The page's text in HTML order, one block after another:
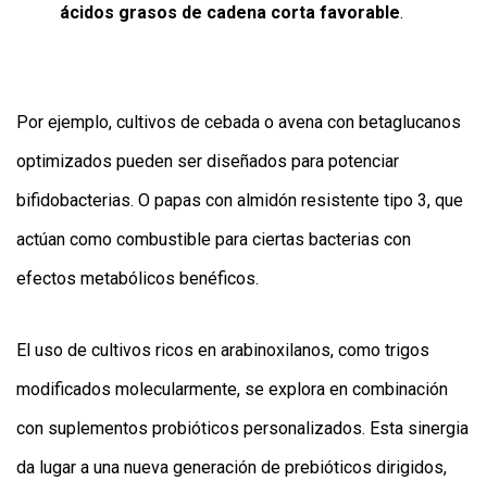
ácidos grasos de cadena corta favorable.
Por ejemplo, cultivos de cebada o avena con betaglucanos
optimizados pueden ser diseñados para potenciar
bifidobacterias. O papas con almidón resistente tipo 3, que
actúan como combustible para ciertas bacterias con
efectos metabólicos benéficos.
El uso de cultivos ricos en arabinoxilanos, como trigos
modificados molecularmente, se explora en combinación
con suplementos probióticos personalizados. Esta sinergia
da lugar a una nueva generación de prebióticos dirigidos,